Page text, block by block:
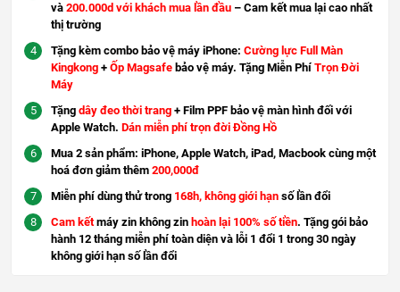
và 200.000d với khách mua lần đầu – Cam kết mua lại cao nhất
thị trường
Tặng kèm combo bảo vệ máy iPhone: Cường lực Full Màn
Kingkong + Ốp Magsafe bảo vệ máy. Tặng Miễn Phí Trọn Đời
Máy
Tặng dây đeo thời trang + Film PPF bảo vệ màn hình đối với
Apple Watch. Dán miễn phí trọn đời Đồng Hồ
Mua 2 sản phẩm: iPhone, Apple Watch, iPad, Macbook cùng một
hoá đơn giảm thêm 200,000đ
Miễn phí dùng thử trong 168h, không giới hạn số lần đổi
Cam kếtmáy zin không zin hoàn lại 100% số tiền. Tặng gói bảo
hành 12 tháng miễn phí toàn diện và lỗi 1 đổi 1 trong 30 ngày
không giới hạn số lần đổi